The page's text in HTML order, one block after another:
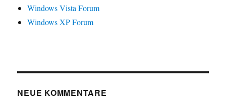
Windows Vista Forum
Windows XP Forum
NEUE KOMMENTARE